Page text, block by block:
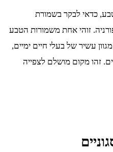
כדאי לבקר בשמורת
זוהי אחת משמורות הטבע
עשיר של בעלי חיים ימיים,
זהו מקום מושלם לצפייה